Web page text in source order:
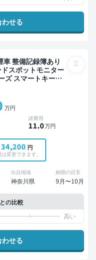
せる
スポットモニター
ズ スマートキー
万円
諸費用
11.0万円
34,200 円
変更できます。
出品地域
神奈川県
納期の目安
9月〜10月
の比較
せる